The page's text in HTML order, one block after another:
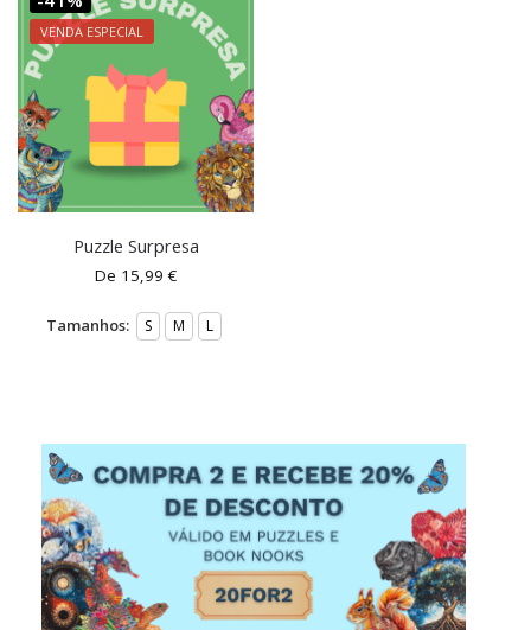
VENDA ESPECIAL
Puzzle Surpresa
De 15,99€
Tamanhos: S M L